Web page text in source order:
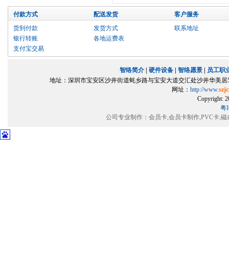
付款方式
货到付款
银行转账
支付宝交易
配送发货
发货方式
各地运费表
客户服务
联系地址
智络简介| 硬件设备| 智络愿景|
员工职
地址：深圳市宝安区沙井街道蚝乡路与宝安大道交汇处沙井华美居
网址： http://www.
Copyright:
粤
公司专业制作：会员卡,会员卡制作,PVC卡,